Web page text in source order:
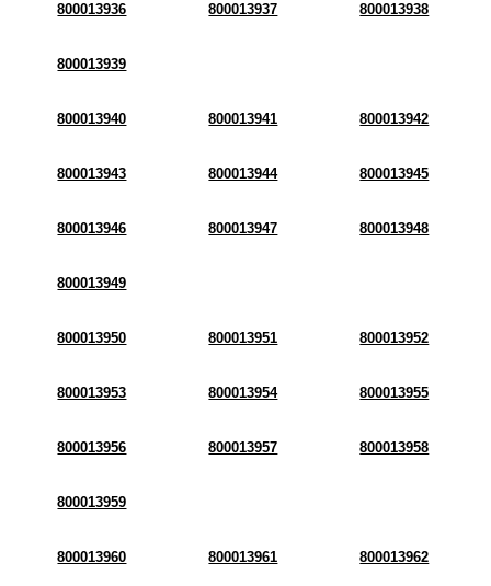
800013936 800013937 800013938
800013939
800013940 800013941 800013942
800013943 800013944 800013945
800013946 800013947 800013948
800013949
800013950 800013951 800013952
800013953 800013954 800013955
800013956 800013957 800013958
800013959
800013960 800013961 800013962